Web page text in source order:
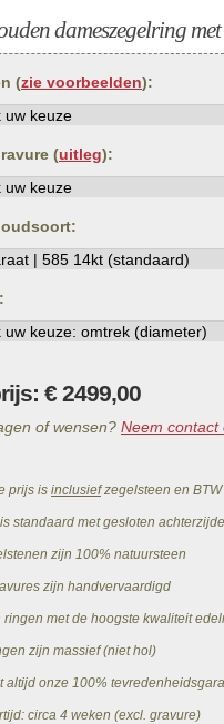
dameszegelring
(zie voorbeelden):
(uitleg):
€2499,00
of wensen? Neem contact
prijs is inclusiefzegelsteen en BTW
standaard met gesloten
zijn 100% natuursteen
zijn handvervaardigd
ringen met de hoogste kwaliteit
zijn massief (niet hol)
altijd onze 100%
circa 4 weken (excl. gravure)